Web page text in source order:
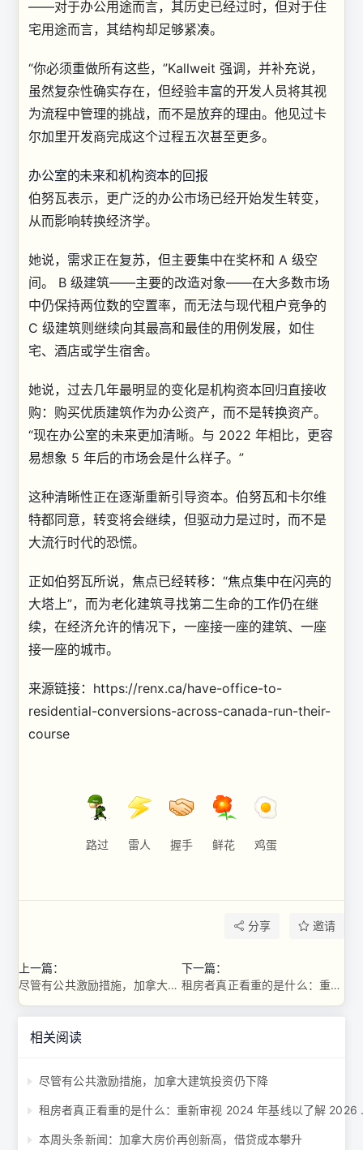
——对于办公用途而言，其历史已经过时，但对于住
宅用途而言，其结构却足够紧凑。
“你必须重做所有这些，”Kallweit 强调，并补充说，
虽然复杂性确实存在，但经验丰富的开发人员将其视
为流程中管理的挑战，而不是放弃的理由。他见过卡
尔加里开发商完成这个过程五次甚至更多。
办公室的未来和机构资本的回报
伯努瓦表示，更广泛的办公市场已经开始发生转变，
从而影响转换经济学。
她说，需求正在复苏，但主要集中在奖杯和 A 级空
间。 B 级建筑——主要的改造对象——在大多数市场
中仍保持两位数的空置率，而无法与现代租户竞争的
C 级建筑则继续向其最高和最佳的用例发展，如住
宅、酒店或学生宿舍。
她说，过去几年最明显的变化是机构资本回归直接收
购：购买优质建筑作为办公资产，而不是转换资产。
“现在办公室的未来更加清晰。与 2022 年相比，更容
易想象 5 年后的市场会是什么样子。”
这种清晰性正在逐渐重新引导资本。伯努瓦和卡尔维
特都同意，转变将会继续，但驱动力是过时，而不是
大流行时代的恐慌。
正如伯努瓦所说，焦点已经转移：“焦点集中在闪亮的
大塔上”，而为老化建筑寻找第二生命的工作仍在继
续，在经济允许的情况下，一座接一座的建筑、一座
接一座的城市。
来源链接：https://renx.ca/have-office-to-
residential-conversions-across-canada-run-their-
course
路过 雷人 握手 鲜花 鸡蛋
分享 邀请
上一篇：
尽管有公共激励措施，加拿大建筑投资仍下降
下一篇：
租房者真正看重的是什么：重新审视 2024 年基线以了解 2026 年趋势 ...
相关阅读
尽管有公共激励措施，加拿大建筑投资仍下降
租房者真
本周头条新闻：加拿大房价再创新高，借贷成本攀升